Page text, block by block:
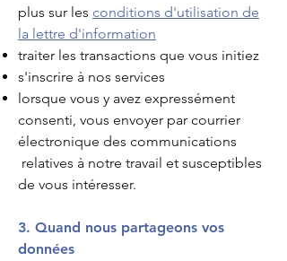
plus sur les conditions d'utilisation de
la lettre d'information
traiter les transactions que vous initiez
s'inscrire à nos services
lorsque vous y avez expressément
consenti, vous envoyer par courrier
électronique des communications
relatives à notre travail et susceptibles
de vous intéresser.
3. Quand nous partageons vos
données